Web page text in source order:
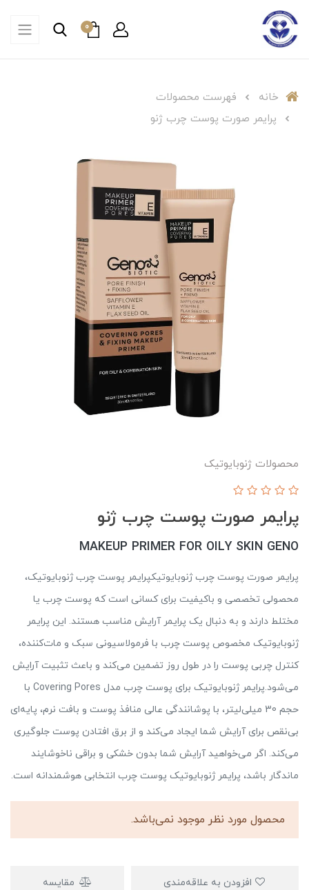
0
خانه
فهرست محصولات
پرایمر صورت پوست چرب ژنو
محصولات ژنوبایوتیک
پرایمر صورت پوست چرب ژنو
MAKEUP PRIMER FOR OILY SKIN GENO
پرایمر صورت پوست چرب ژنوبایوتیکپرایمر پوست چرب ژنوبایوتیک،
محصولی تخصصی و باکیفیت برای کسانی است که پوست چرب یا
مختلط دارند و به دنبال یک پرایمر آرایش مناسب هستند. این پرایمر
ژنوبایوتیک مخصوص پوست چرب با فرمولاسیونی سبک و مات‌کننده،
کنترل چربی پوست را در طول روز تضمین می‌کند و باعث تثبیت آرایش
می‌شود.پرایمر ژنوبایوتیک برای پوست چرب مدل Covering Pores با
حجم 30 میلی‌لیتر، با پوشانندگی عالی منافذ پوست و بافت نرم، پایه‌ای
بی‌نقص برای آرایش شما ایجاد می‌کند و از برق افتادن پوست جلوگیری
می‌کند. اگر می‌خواهید آرایش شما بدون خشکی و براقی ناخوشایند
ماندگار باشد، پرایمر ژنوبایوتیک پوست چرب انتخابی هوشمندانه است.
محصول مورد نظر موجود نمی‌باشد.
مقایسه